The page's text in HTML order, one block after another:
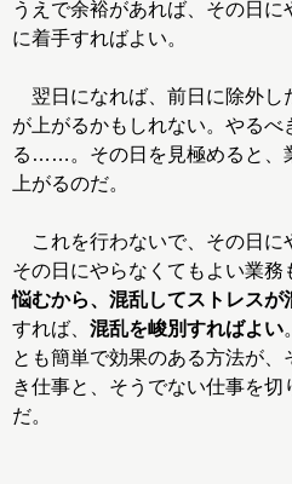
うえで余裕があれば、その日に
に着手すればよい。
翌日になれば、前日に除外し
が上がるかもしれない。やるべ
る……。その日を見極めると、
上がるのだ。
これを行わないで、その日に
その日にやらなくてもよい業務
悩むから、混乱してストレスが
すれば、 混乱を峻別すればよい
とも簡単で効果のある方法が、
き仕事と、そうでない仕事を切
だ。